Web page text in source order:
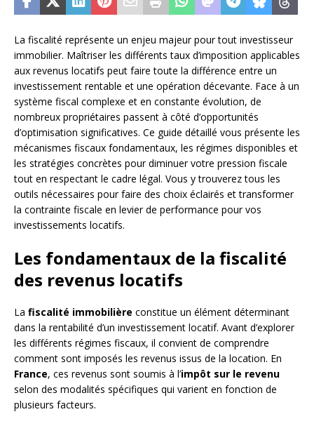
La fiscalité représente un enjeu majeur pour tout investisseur
immobilier. Maîtriser les différents taux d’imposition applicables
aux revenus locatifs peut faire toute la différence entre un
investissement rentable et une opération décevante. Face à un
système fiscal complexe et en constante évolution, de
nombreux propriétaires passent à côté d’opportunités
d’optimisation significatives. Ce guide détaillé vous présente les
mécanismes fiscaux fondamentaux, les régimes disponibles et
les stratégies concrètes pour diminuer votre pression fiscale
tout en respectant le cadre légal. Vous y trouverez tous les
outils nécessaires pour faire des choix éclairés et transformer
la contrainte fiscale en levier de performance pour vos
investissements locatifs.
Les fondamentaux de la fiscalité
des revenus locatifs
La fiscalité immobilière constitue un élément déterminant
dans la rentabilité d’un investissement locatif. Avant d’explorer
les différents régimes fiscaux, il convient de comprendre
comment sont imposés les revenus issus de la location. En
France, ces revenus sont soumis à l’impôt sur le revenu
selon des modalités spécifiques qui varient en fonction de
plusieurs facteurs.